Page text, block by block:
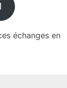
échanges en